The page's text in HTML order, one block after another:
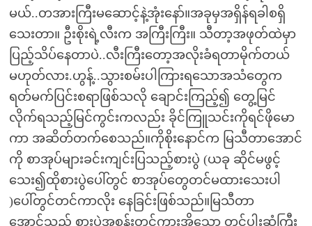
မယ်..တအားကြီးမဆောင့်နဲ့အုံးနော်။အခုမှအရှိန်ရခါစရှိ
သေးတာ။ ဦးစိုးရဲ့လီးက အကြီးကြီး။ သီတာ့အဖုတ်ထဲမှာ
ပြည့်သိပ်နေတာပဲ..လီးကြီးတော့အလိုးခံရတာမိုက်တယ်
မဟုတ်လား.ဟွန့်..သွားစမ်းပါကြားရသောအသံတွေက
ရတ်မက်ပြင်းစရာဖြစ်သလို ချောင်းကြည့်၍ တွေ့မြင်
လိုက်ရသည့်မြင်ကွင်းကလည်း ခိုင်ကြူသင်းကိုရင်ဖိုမော
ကာ အဆိတ်တက်စေသည်။ကိုစိုးနောင်က မြသီတာအောင်
ကို စာအုပ်များခင်းကျင်းပြသည့်စားပွဲ (ယခု ဆိုင်မဖွင့်
သေး၍ထိုစားပွဲပေါ်တွင် စာအုပ်တွေတင်မထားသေးပါ
)ပေါ်တွင်တင်ကာလိုး နေခြင်းဖြစ်သည်။မြသီတာ
အောင်သည် စားပွဲအစွန်းတွင်ကားအိသော တင်ပါးဆုံကြီး